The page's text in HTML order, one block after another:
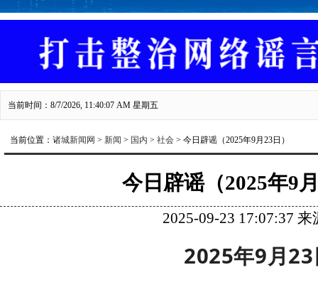
当前时间：8/7/2026, 11:40:07 AM 星期五
当前位置： 诸城新闻网 > 新闻 > 国内 > 社会 > 今日辟谣（2025年9月23日）
今日辟谣（2025年9
2025-09-23 17:07:37 来
2025年9月23